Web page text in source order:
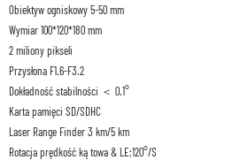
Obiektyw ogniskowy 5-50 mm
Wymiar 100*120*180 mm
2 miliony pikseli
Przysłona F1.6-F3.2
Dokładność stabilności ＜ 0.1°
Karta pamięci SD/SDHC
Laser Range Finder 3 km/5 km
Rotacja prędkość kątowa & LE;120°/S